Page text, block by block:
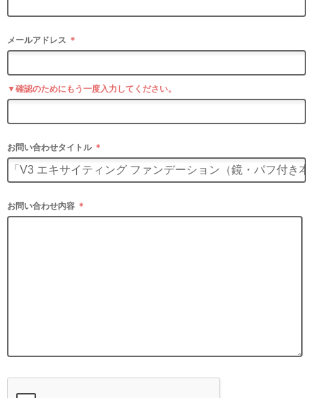
メールアドレス ＊
▼確認のためにもう一度入力してください。
お問い合わせタイトル ＊
お問い合わせ内容 ＊